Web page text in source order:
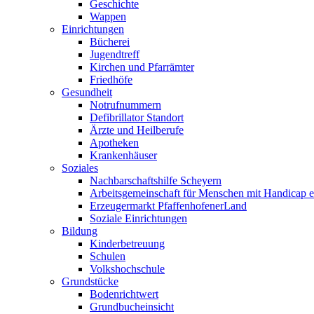
Geschichte
Wappen
Einrichtungen
Bücherei
Jugendtreff
Kirchen und Pfarrämter
Friedhöfe
Gesundheit
Notrufnummern
Defibrillator Standort
Ärzte und Heilberufe
Apotheken
Krankenhäuser
Soziales
Nachbarschaftshilfe Scheyern
Arbeitsgemeinschaft für Menschen mit Handicap
Erzeugermarkt PfaffenhofenerLand
Soziale Einrichtungen
Bildung
Kinderbetreuung
Schulen
Volkshochschule
Grundstücke
Bodenrichtwert
Grundbucheinsicht